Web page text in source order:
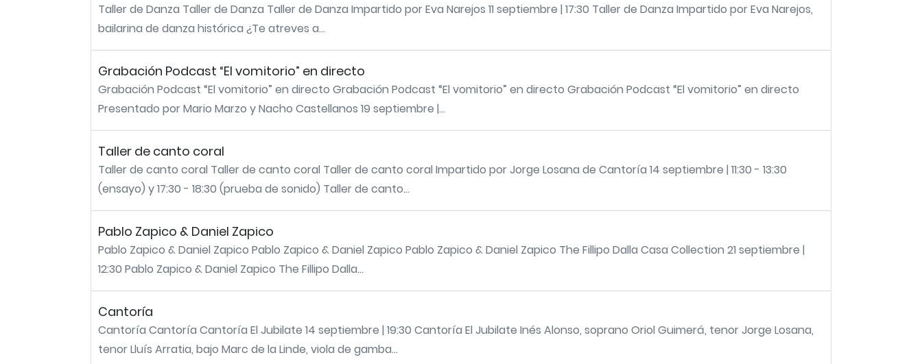
Taller de Danza Taller de Danza Taller de Danza Impartido por Eva Narejos 11 septiembre | 17:30 Taller de Danza Impartido por Eva Narejos,
bailarina de danza histórica ¿Te atreves a...
Grabación Podcast “El vomitorio” en directo
Grabación Podcast “El vomitorio” en directo Grabación Podcast “El vomitorio” en directo Grabación Podcast “El vomitorio” en directo
Presentado por Mario Marzo y Nacho Castellanos 19 septiembre |...
Taller de canto coral
Taller de canto coral Taller de canto coral Taller de canto coral Impartido por Jorge Losana de Cantoría 14 septiembre | 11:30 - 13:30
(ensayo) y 17:30 - 18:30 (prueba de sonido) Taller de canto...
Pablo Zapico & Daniel Zapico
Pablo Zapico & Daniel Zapico Pablo Zapico & Daniel Zapico Pablo Zapico & Daniel Zapico The Fillipo Dalla Casa Collection 21 septiembre |
12:30 Pablo Zapico & Daniel Zapico The Fillipo Dalla...
Cantoría
Cantoría Cantoría Cantoría El Jubilate 14 septiembre | 19:30 Cantoría El Jubilate Inés Alonso, soprano Oriol Guimerá, tenor Jorge Losana,
tenor Lluís Arratia, bajo Marc de la Linde, viola de gamba...